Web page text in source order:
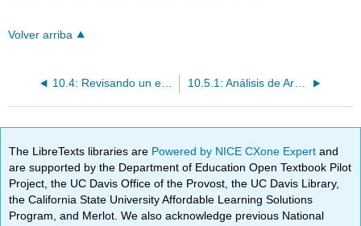
Volver arriba
10.4: Revisando un ensayo de análisis de argumentos 10.5.1: Análisis de Argumentos de Muestra Breve Anotados
The LibreTexts libraries are Powered by NICE CXone Expertand
are supported by the Department of Education Open Textbook Pilot
Project, the UC Davis Office of the Provost, the UC Davis Library,
the California State University Affordable Learning Solutions
Program, and Merlot. We also acknowledge previous National